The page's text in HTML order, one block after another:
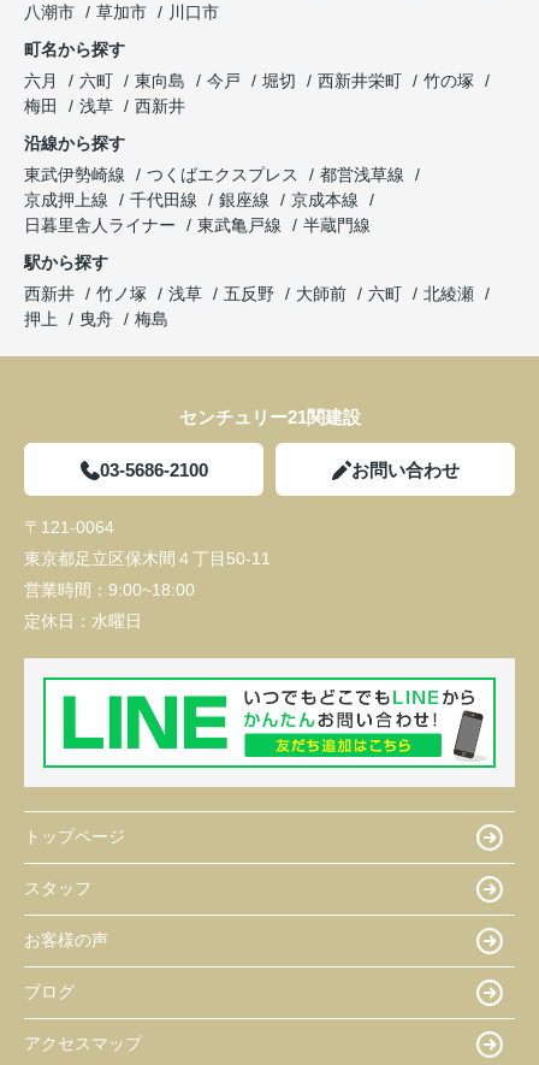
八潮市
草加市
川口市
町名から探す
六月
六町 東向島 今戸 堀切 西新井栄町
竹の塚
梅田
浅草
西新井
沿線から探す
東武伊勢崎線
つくばエクスプレス
都営浅草線
京成押上線
千代田線 銀座線
京成本線
日暮里舎人ライナー
東武亀戸線
半蔵門線
駅から探す
西新井
竹ノ塚 浅草 五反野 大師前 六町
北綾瀬
押上
曳舟 梅島
センチュリー21関建設
03-5686-2100 お問い合わせ
〒121-0064
東京都足立区保木間４丁目50-11
営業時間： 9:00~18:00
定休日： 水曜日
トップページ
スタッフ
お客様の声
ブログ
アクセスマップ